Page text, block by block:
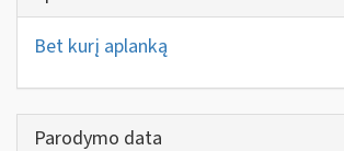
Bet kurį aplanką
Parodymo data